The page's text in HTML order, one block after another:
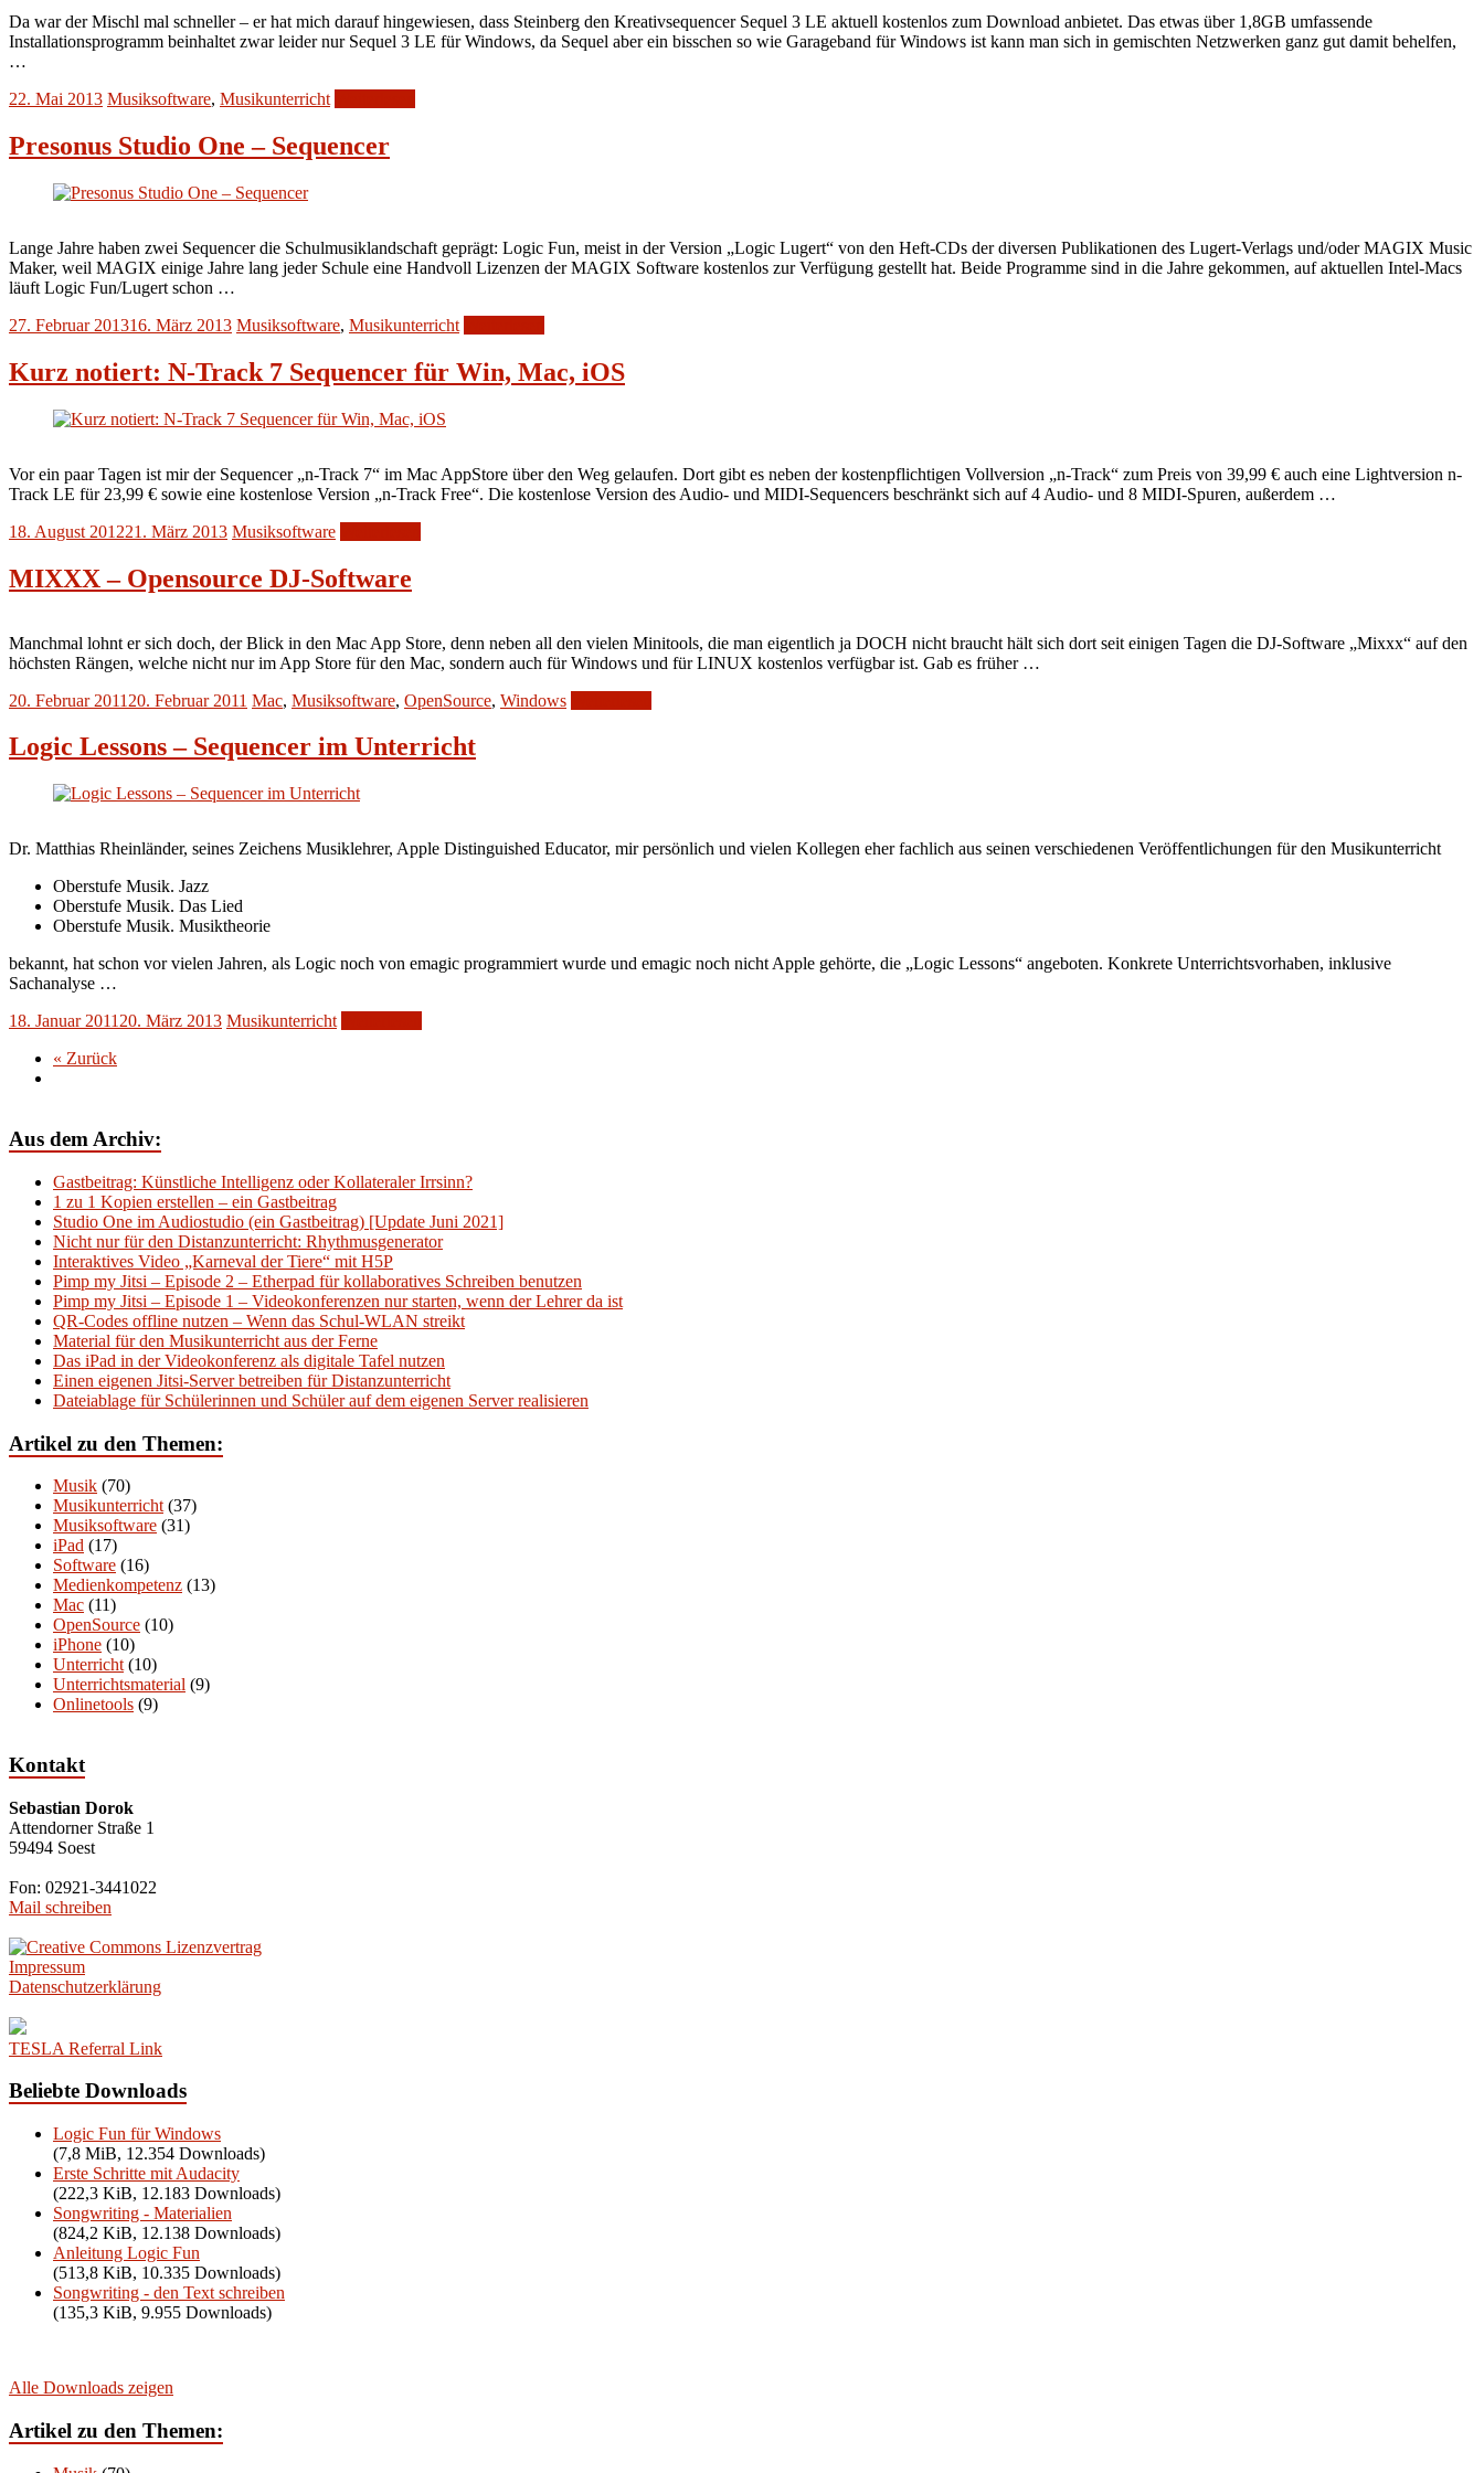
Da war der Mischl mal schneller – er hat mich darauf hingewiesen, dass Steinberg den Kreativsequencer Sequel 3 LE aktuell kostenlos zum Download anbietet. Das etwas über 1,8GB umfassende
Installationsprogramm beinhaltet zwar leider nur Sequel 3 LE für Windows, da Sequel aber ein bisschen so wie Garageband für Windows ist kann man sich in gemischten Netzwerken ganz gut damit behelfen,
…
22. Mai 2013 Musiksoftware, Musikunterricht
Presonus Studio One – Sequencer
Lange Jahre haben zwei Sequencer die Schulmusiklandschaft geprägt: Logic Fun, meist in der Version „Logic Lugert“ von den Heft-CDs der diversen Publikationen des Lugert-Verlags und/oder MAGIX Music
Maker, weil MAGIX einige Jahre lang jeder Schule eine Handvoll Lizenzen der MAGIX Software kostenlos zur Verfügung gestellt hat. Beide Programme sind in die Jahre gekommen, auf aktuellen Intel-Macs
läuft Logic Fun/Lugert schon …
27. Februar 201316. März 2013 Musiksoftware, Musikunterricht
Kurz notiert: N-Track 7 Sequencer für Win, Mac, iOS
Vor ein paar Tagen ist mir der Sequencer „n-Track 7“ im Mac AppStore über den Weg gelaufen. Dort gibt es neben der kostenpflichtigen Vollversion „n-Track“ zum Preis von 39,99 € auch eine Lightversion n-
Track LE für 23,99 € sowie eine kostenlose Version „n-Track Free“. Die kostenlose Version des Audio- und MIDI-Sequencers beschränkt sich auf 4 Audio- und 8 MIDI-Spuren, außerdem …
18. August 201221. März 2013 Musiksoftware
MIXXX – Opensource DJ-Software
Manchmal lohnt er sich doch, der Blick in den Mac App Store, denn neben all den vielen Minitools, die man eigentlich ja DOCH nicht braucht hält sich dort seit einigen Tagen die DJ-Software „Mixxx“ auf den
höchsten Rängen, welche nicht nur im App Store für den Mac, sondern auch für Windows und für LINUX kostenlos verfügbar ist. Gab es früher …
20. Februar 2011 20. Februar 2011 Mac, Musiksoftware, OpenSource, Windows
Logic Lessons – Sequencer im Unterricht
Dr. Matthias Rheinländer, seines Zeichens Musiklehrer, Apple Distinguished Educator, mir persönlich und vielen Kollegen eher fachlich aus seinen verschiedenen Veröffentlichungen für den Musikunterricht
Oberstufe Musik. Jazz
Oberstufe Musik. Das Lied
Oberstufe Musik. Musiktheorie
bekannt, hat schon vor vielen Jahren, als Logic noch von emagic programmiert wurde und emagic noch nicht Apple gehörte, die „Logic Lessons“ angeboten. Konkrete Unterrichtsvorhaben, inklusive
Sachanalyse …
18. Januar 2011 20. März 2013 Musikunterricht
« Zurück
Aus dem Archiv:
Gastbeitrag: Künstliche Intelligenz oder Kollateraler Irrsinn?
1 zu 1 Kopien erstellen – ein Gastbeitrag
Studio One im Audiostudio (ein Gastbeitrag) [Update Juni 2021]
Nicht nur für den Distanzunterricht: Rhythmusgenerator
Interaktives Video „Karneval der Tiere“ mit H5P
Pimp my Jitsi – Episode 2 – Etherpad für kollaboratives Schreiben benutzen
Pimp my Jitsi – Episode 1 – Videokonferenzen nur starten, wenn der Lehrer da ist
QR-Codes offline nutzen – Wenn das Schul-WLAN streikt
Material für den Musikunterricht aus der Ferne
Das iPad in der Videokonferenz als digitale Tafel nutzen
Einen eigenen Jitsi-Server betreiben für Distanzunterricht
Dateiablage für Schülerinnen und Schüler auf dem eigenen Server realisieren
Artikel zu den Themen:
Musik (70)
Musikunterricht (37)
Musiksoftware (31)
iPad (17)
Software (16)
Medienkompetenz (13)
Mac (11)
OpenSource (10)
iPhone (10)
Unterricht (10)
Unterrichtsmaterial (9)
Onlinetools (9)
Kontakt
Sebastian Dorok
Attendorner Straße 1
59494 Soest
Fon: 02921-3441022
Mail schreiben
Impressum
Datenschutzerklärung
TESLA Referral Link
Beliebte Downloads
Logic Fun für Windows
(7,8 MiB, 12.354 Downloads)
Erste Schritte mit Audacity
(222,3 KiB, 12.183 Downloads)
Songwriting - Materialien
(824,2 KiB, 12.138 Downloads)
Anleitung Logic Fun
(513,8 KiB, 10.335 Downloads)
Songwriting - den Text schreiben
(135,3 KiB, 9.955 Downloads)
Alle Downloads zeigen
Artikel zu den Themen: